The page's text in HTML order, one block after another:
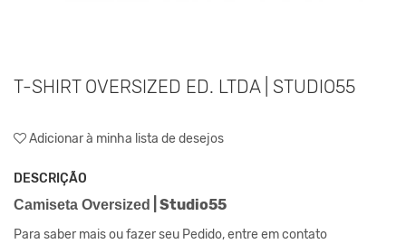
T-SHIRT OVERSIZED ED. LTDA | STUDIO55
Adicionar à minha lista de desejos
DESCRIÇÃO
Camiseta Oversized
| Studio55
Para saber mais ou fazer seu Pedido, entre em contato